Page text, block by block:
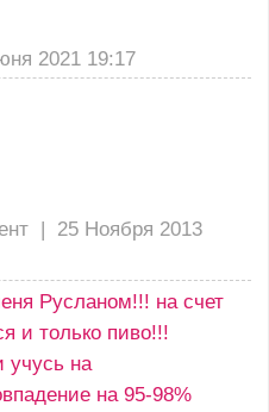
2021 19:17
| 25 Ноября 2013
Русланом!!! на счет
и только пиво!!!
учусь на
на 95-98%